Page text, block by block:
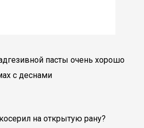
пасты очень хорошо
с деснами
на открытую рану?